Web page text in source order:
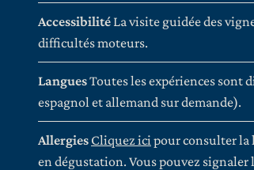
Accessibilité La visite guidée des
difficultés moteurs.
LanguesToutes les expériences sont
espagnol et allemand sur demande).
Allergies Cliquez ici pour consulter la
en dégustation. Vous pouvez